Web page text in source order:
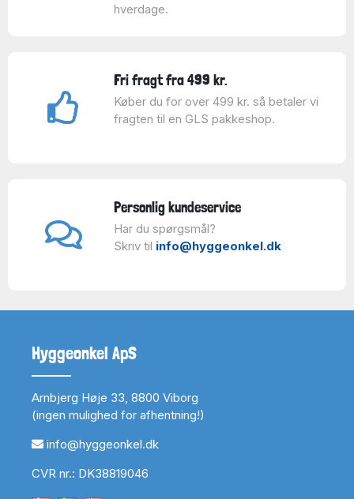
hverdage.
Fri fragt fra 499 kr.
Køber du for over 499 kr. så betaler vi
fragten til en GLS pakkeshop.
Personlig kundeservice
Har du spørgsmål?
Skriv til info@hyggeonkel.dk
Hyggeonkel ApS
Arnbjerg Høje 33, 8800 Viborg
(ingen mulighed for afhentning!)
info@hyggeonkel.dk
CVR nr.: DK38819046